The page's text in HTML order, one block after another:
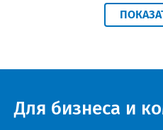
однажды реанимация не смогла
Жители писали в
этого потребовалось
Для бизнеса и